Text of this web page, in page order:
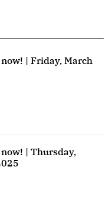
| Friday, March
| Thursday,